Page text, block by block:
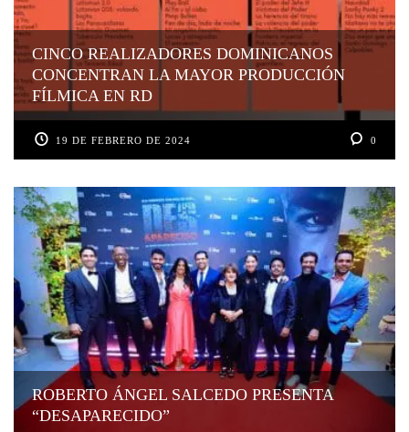
CINCO REALIZADORES DOMINICANOS
CONCENTRAN LA MAYOR PRODUCCIÓN
FÍLMICA EN RD
19 DE FEBRERO DE 2024 0
ROBERTO ÁNGEL SALCEDO PRESENTA
“DESAPARECIDO”